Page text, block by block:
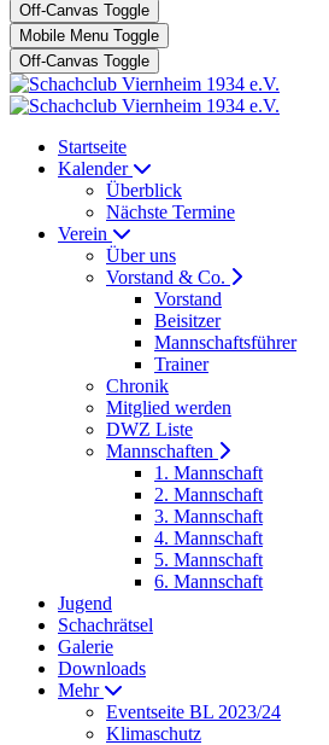
Off-Canvas Toggle
Mobile Menu Toggle
Off-Canvas Toggle
Startseite
Kalender
Überblick
Nächste Termine
Verein
Über uns
Vorstand & Co.
Vorstand
Beisitzer
Mannschaftsführer
Trainer
Chronik
Mitglied werden
DWZ Liste
Mannschaften
1. Mannschaft
2. Mannschaft
3. Mannschaft
4. Mannschaft
5. Mannschaft
6. Mannschaft
Jugend
Schachrätsel
Galerie
Downloads
Mehr
Eventseite BL 2023/24
Klimaschutz